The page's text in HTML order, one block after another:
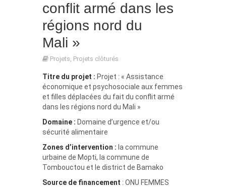
conflit armé dans les
régions nord du
Mali »
Projets, Projets clôturés
Titre du projet : Projet : « Assistance
économique et psychosociale aux femmes
et filles déplacées du fait du conflit armé
dans les régions nord du Mali »
Domaine : Domaine d’urgence et/ou
sécurité alimentaire
Zones d’intervention : la commune
urbaine de Mopti, la commune de
Tombouctou et le district de Bamako
Source de financement : ONU FEMMES